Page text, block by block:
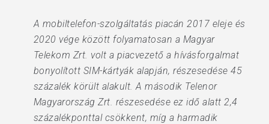
A mobiltelefon-szolgáltatás piacán 2017 eleje és
2020 vége között folyamatosan a Magyar
Telekom Zrt. volt a piacvezető a hívásforgalmat
bonyolított SIM-kártyák alapján, részesedése 45
százalék körült alakult. A második Telenor
Magyarország Zrt. részesedése ez idő alatt 2,4
százalékponttal csökkent, míg a harmadik